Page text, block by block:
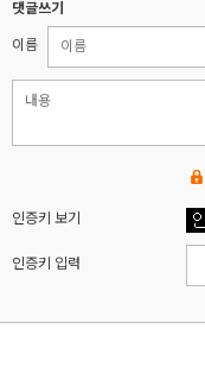
댓글쓰기
이름
인증키 보기
인증키 입력